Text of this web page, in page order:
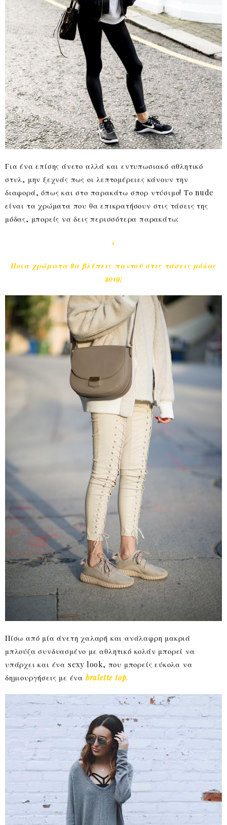
Για ένα επίσης άνετο αλλά και εντυπωσιακό αθλητικό
στυλ, μην ξεχνάς πως οι λεπτομέρειες κάνουν την
διαφορά, όπως και στο παρακάτω σπορ ντύσιμο! Το nude
είναι τα χρώματα που θα επικρατήσουν στις τάσεις της
μόδας, μπορείς να δεις περισσότερα παρακάτω:
↓
Ποια χρώματα θα βλέπεις παντού στις τάσεις μόδας
2019;
Πίσω από μία άνετη χαλαρή και ανάλαφρη μακριά
μπλούζα συνδυασμένο με αθλητικό κολάν μπορεί να
υπάρχει και ένα sexy look, που μπορείς εύκολα να
δημιουργήσεις με ένα bralette top.